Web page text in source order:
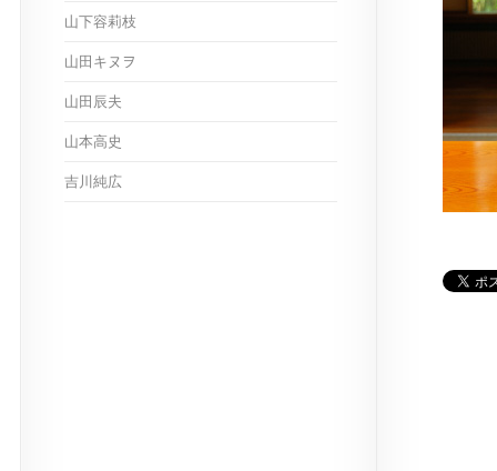
山下容莉枝
山田キヌヲ
山田辰夫
山本高史
吉川純広